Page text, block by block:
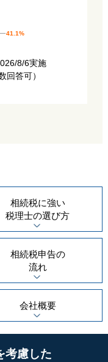
41.1%
41.1%
8/6実施
回答可）
相続税に強い
税理士の選び方
相続税申告の
流れ
会社概要
考慮した